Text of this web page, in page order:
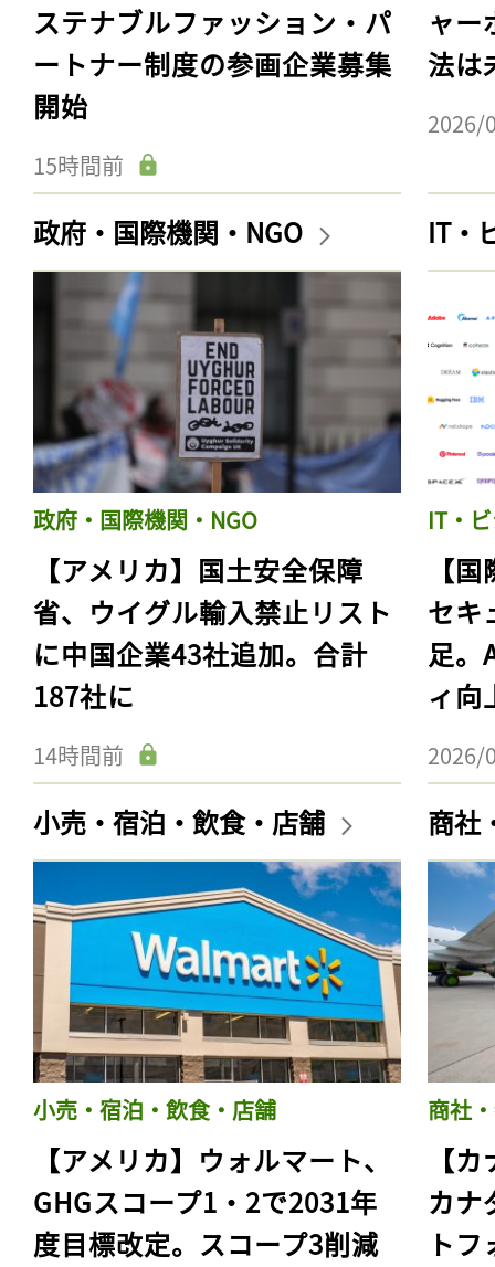
ステナブルファッション・パ
ートナー制度の参画企業募集
開始
15時間前
ャー
法は
2026/
政府・国際機関・NGO
政府・国際機関・NGO
【アメリカ】国土安全保障
省、ウイグル輸入禁止リスト
に中国企業43社追加。合計
187社に
14時間前
IT・
IT・
【
セキ
足。
ィ向
2026/
小売・宿泊・飲食・店舗
小売・宿泊・飲食・店舗
【アメリカ】ウォルマート、
GHGスコープ1・2で2031年
度目標改定。スコープ3削減
商社
商社
【
カナ
ト